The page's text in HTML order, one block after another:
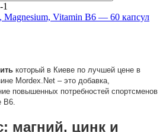
Vitamin B6 — 60 капсул
который в Киеве по лучшей цене в
Mordex.Net – это добавка,
повышенных потребностей спортсменов
В6.
магний, цинк и